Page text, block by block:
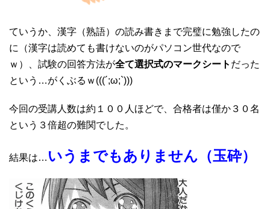
ていうか、漢字（熟語）の読み書きまで完璧に勉強したの
に（漢字は読めても書けないのがパソコン世代なので
ｗ）、試験の回答方法が全て選択式のマークシート だった
という…がくぶるｗ(((´;ω;`)))
今回の受講人数は約１００人ほどで、合格者は僅か３０名
という３倍超の難関でした。
結果は… いうまでもありません（玉砕）